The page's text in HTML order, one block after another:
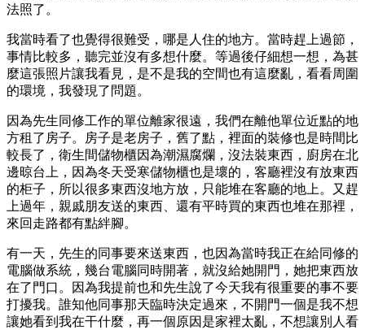
法照了。
我當時看了也覺得很難受，哪是人住的地方。當時趕上過節，
事情比較多，聽完並沒有多想什麼。等過後仔細想一想，為甚
麼這張照片讓我看見，是不是我的空間也有這麼亂，看看周圍
的環境，我發現了問題。
因為先生同修工作的單位離家很遠，我們在離他單位近點的地
方租了房子。房子是老房子，舊了點，裡面的裝修也是時間比
較長了，衛生間儲物櫃因為潮濕腐爛，沒法裝東西，廚房在北
邊晾台上，因為冬天受寒儲物櫃也是壞的，客廳裡沒有放東西
的柜子，所以很多東西沒地方放，只能堆在客廳的地上。又趕
上過年，親戚朋友送的東西、還有平時買的東西也堆在那裡，
來回走路都有點絆腳。
有一天，先生的同事要來送東西，也因為當時我正在給同修的
電腦做系統，幾台電腦同時開著，就沒給她開門，她把東西放
在了門口。因為我提前也和先生說了今天我有很重要的事不要
打擾我。誰知他同事那天臨時決定過來，不開門一個是我不想
讓她看到我在干什麼，再一個原因是家裡太亂，不想讓別人看